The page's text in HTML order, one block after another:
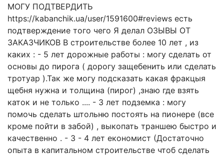
МОГУ ПОДТВЕРДИТЬ
https://kabanchik.ua/user/1591600#reviews есть
подтверждение того чего Я делал ОЗЫВЫ ОТ
ЗАКАЗЧИКОВ В строительстве более 10 лет , из
каких : - 5 лет дорожные работы : могу сделать от
основы до пирога ( дорогу защебенить или сделать
тротуар ).Так же могу подсказать какая фракцыя
щебня нужна и толщина (пирог) ,знаю где взять
каток и не только .... - 3 лет подземка : могу
помочь сделать штольню постоять на пионере (все
кроме пойти в забой) , выкопать траншею быстро и
качественно . - 3 - 4 лет економист (Достаточно
опыта в капитальном строительстве чтоб сделать